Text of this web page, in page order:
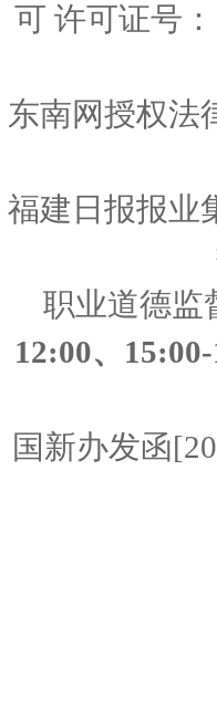
可 许可证号
东南网授权法
福建日报报业
职业道德监
12:00、15:00-
国新办发函